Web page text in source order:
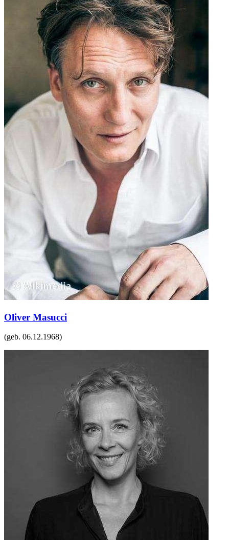
Oliver Masucci
(geb. 06.12.1968)